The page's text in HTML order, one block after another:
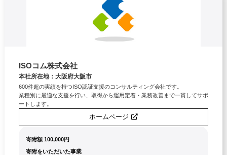
ISOコム株式会社
本社所在地：大阪府大阪市
600件超の実績を持つISO認証支援のコンサルティング会社です。
業種別に最適な支援を行い、取得から運用定着・業務改善まで一貫してサポ
ートします。
ホームページ
寄附額 100,000円
寄附をいただいた事業